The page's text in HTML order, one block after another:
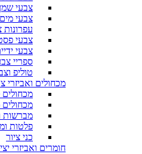
צבעי
צבעי מים
עפרונות
צבעי
צבעי
ספריי
טוליפ
מכחולים ואביזרי
מכחולים
מברשות
פלטות
כני ציור
חומרים ואביזרי